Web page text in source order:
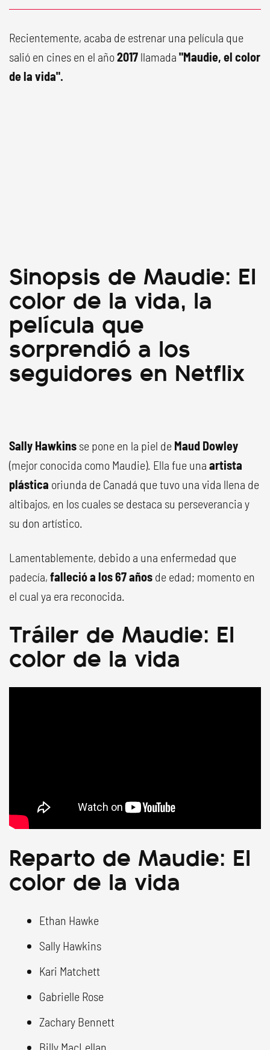
Recientemente, acaba de estrenar una película que
salió en cines en el año2017 llamada "Maudie, el color
de la vida".
Sinopsis de Maudie: El
color de la vida, la
película que
sorprendió a los
seguidores en Netflix
Sally Hawkins se pone en la piel de Maud Dowley
(mejor conocida como Maudie). Ella fue una artista
plástica oriunda de Canadá que tuvo una vida llena de
altibajos, en los cuales se destaca su perseverancia y
su don artístico.
Lamentablemente, debido a una enfermedad que
padecía, falleció a los 67 años de edad; momento en
el cual ya era reconocida.
Tráiler de Maudie: El
color de la vida
Reparto de Maudie: El
color de la vida
Ethan Hawke
Sally Hawkins
Kari Matchett
Gabrielle Rose
Zachary Bennett
Billy MacLellan